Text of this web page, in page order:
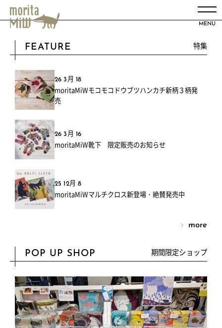
MENU
FEATURE 特集
26 3月 18
moritaMiWモコモコドウブツハンカチ新柄３柄発
売
26 3月 16
moritaMiW靴下 限定販売のお知らせ
25 12月 8
moritaMiWマルチクロス新登場・絶賛発売中
more
POP UP SHOP 期間限定ショップ